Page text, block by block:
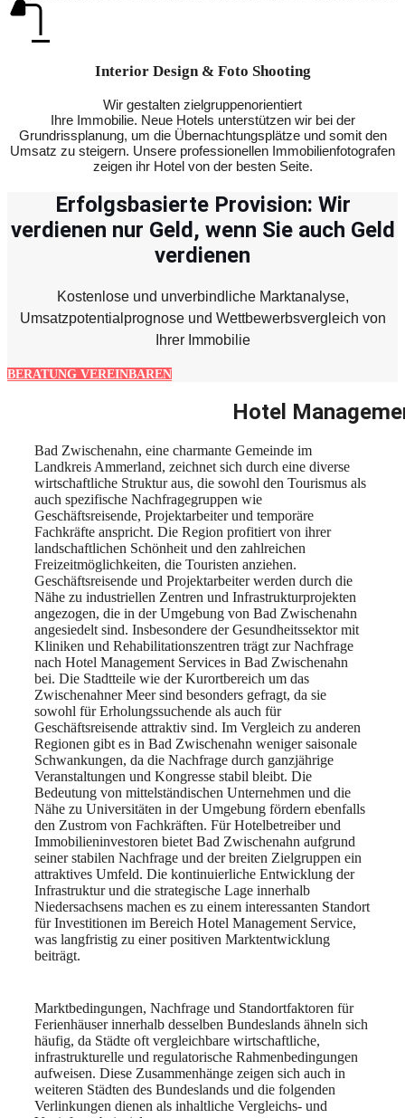
Interior Design & Foto Shooting
Wir gestalten zielgruppenorientiert
Ihre Immobilie. Neue Hotels unterstützen wir bei der
Grundrissplanung, um die Übernachtungsplätze und somit den
Umsatz zu steigern. Unsere professionellen Immobilienfotografen
zeigen ihr Hotel von der besten Seite.
Erfolgsbasierte Provision: Wir
verdienen nur Geld, wenn Sie auch Geld
verdienen
Kostenlose und unverbindliche Marktanalyse,
Umsatzpotentialprognose und Wettbewerbsvergleich von
Ihrer Immobilie
BERATUNG VEREINBAREN
Hotel
Bad Zwischenahn, eine charmante Gemeinde im
Landkreis Ammerland, zeichnet sich durch eine diverse
wirtschaftliche Struktur aus, die sowohl den Tourismus als
auch spezifische Nachfragegruppen wie
Geschäftsreisende, Projektarbeiter und temporäre
Fachkräfte anspricht. Die Region profitiert von ihrer
landschaftlichen Schönheit und den zahlreichen
Freizeitmöglichkeiten, die Touristen anziehen.
Geschäftsreisende und Projektarbeiter werden durch die
Nähe zu industriellen Zentren und Infrastrukturprojekten
angezogen, die in der Umgebung von Bad Zwischenahn
angesiedelt sind. Insbesondere der Gesundheitssektor mit
Kliniken und Rehabilitationszentren trägt zur Nachfrage
nach Hotel Management Services in Bad Zwischenahn
bei. Die Stadtteile wie der Kurortbereich um das
Zwischenahner Meer sind besonders gefragt, da sie
sowohl für Erholungssuchende als auch für
Geschäftsreisende attraktiv sind. Im Vergleich zu anderen
Regionen gibt es in Bad Zwischenahn weniger saisonale
Schwankungen, da die Nachfrage durch ganzjährige
Veranstaltungen und Kongresse stabil bleibt. Die
Bedeutung von mittelständischen Unternehmen und die
Nähe zu Universitäten in der Umgebung fördern ebenfalls
den Zustrom von Fachkräften. Für Hotelbetreiber und
Immobilieninvestoren bietet Bad Zwischenahn aufgrund
seiner stabilen Nachfrage und der breiten Zielgruppen ein
attraktives Umfeld. Die kontinuierliche Entwicklung der
Infrastruktur und die strategische Lage innerhalb
Niedersachsens machen es zu einem interessanten Standort
für Investitionen im Bereich Hotel Management Service,
was langfristig zu einer positiven Marktentwicklung
beiträgt.
Marktbedingungen, Nachfrage und Standortfaktoren für
Ferienhäuser innerhalb desselben Bundeslands ähneln sich
häufig, da Städte oft vergleichbare wirtschaftliche,
infrastrukturelle und regulatorische Rahmenbedingungen
aufweisen. Diese Zusammenhänge zeigen sich auch in
weiteren Städten des Bundeslands und die folgenden
Verlinkungen dienen als inhaltliche Vergleichs- und